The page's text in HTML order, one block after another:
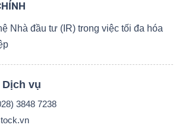
Nhà đầu tư (IR) trong việc tối đa hóa
vụ
3848 7238